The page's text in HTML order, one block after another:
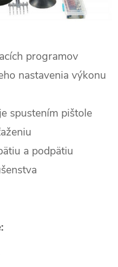
programov
nastavenia výkonu
spustením pištole
a podpätiu